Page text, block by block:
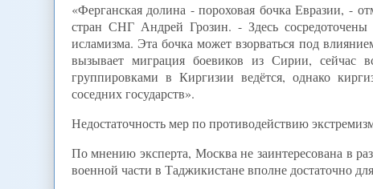
«Ферганская долина - пороховая бочка Евразии, -
стран СНГ Андрей Грозин. - Здесь сосредоточены
исламизма. Эта бочка может взорваться под
вызывает миграция боевиков из Сирии, сейчас
группировками в Киргизии ведётся, однако
соседних государств».
Недостаточность мер по противодействию
По мнению эксперта, Москва не заинтересована в
военной части в Таджикистане вполне достаточно